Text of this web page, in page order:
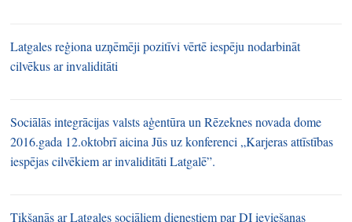
Latgales reģiona uzņēmēji pozitīvi vērtē iespēju nodarbināt
cilvēkus ar invaliditāti
Sociālās integrācijas valsts aģentūra un Rēzeknes novada dome
2016.gada 12.oktobrī aicina Jūs uz konferenci „Karjeras attīstības
iespējas cilvēkiem ar invaliditāti Latgalē”.
Tikšanās ar Latgales sociāliem dienestiem par DI ieviešanas